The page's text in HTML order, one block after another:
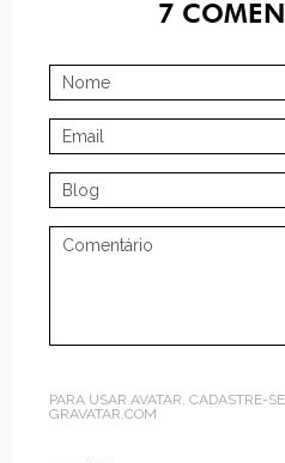
7
PARA USAR AVATAR, CADASTRE-
GRAVATAR.COM